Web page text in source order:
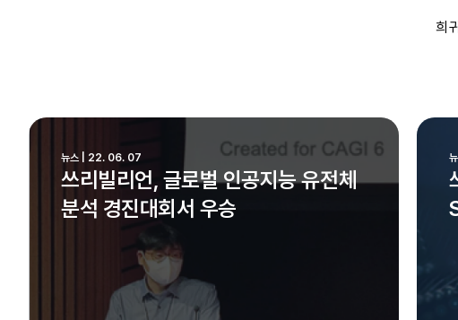
희
쓰리빌리언, 글로벌 인공지능 유전체
분석 경진대회서 우승
뉴스 | 22. 06. 07